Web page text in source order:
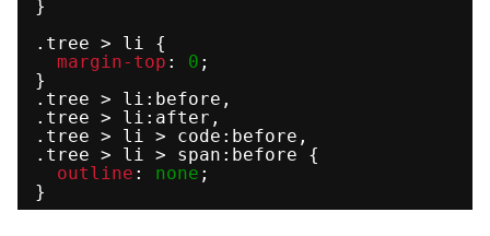
}
.tree > li {
margin-top : 0 ;
}
.tree > li:before,
.tree > li:after,
.tree > li > code:before,
.tree > li > span:before {
outline : none ;
}